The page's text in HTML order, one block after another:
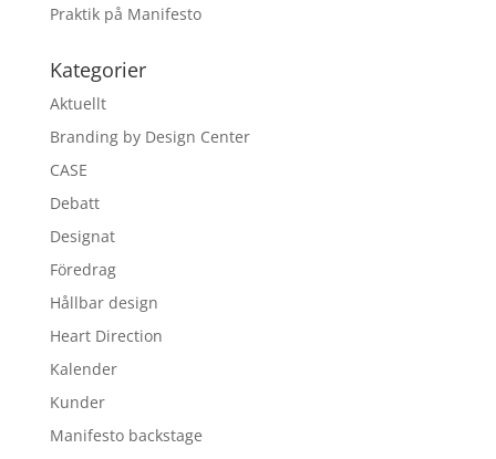
Praktik på Manifesto
Kategorier
Aktuellt
Branding by Design Center
CASE
Debatt
Designat
Föredrag
Hållbar design
Heart Direction
Kalender
Kunder
Manifesto backstage